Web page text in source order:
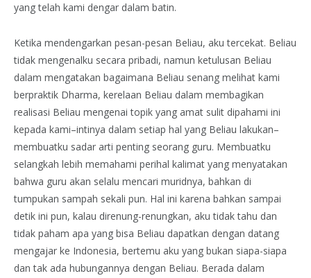
yang telah kami dengar dalam batin.
Ketika mendengarkan pesan-pesan Beliau, aku tercekat. Beliau
tidak mengenalku secara pribadi, namun ketulusan Beliau
dalam mengatakan bagaimana Beliau senang melihat kami
berpraktik Dharma, kerelaan Beliau dalam membagikan
realisasi Beliau mengenai topik yang amat sulit dipahami ini
kepada kami–intinya dalam setiap hal yang Beliau lakukan–
membuatku sadar arti penting seorang guru. Membuatku
selangkah lebih memahami perihal kalimat yang menyatakan
bahwa guru akan selalu mencari muridnya, bahkan di
tumpukan sampah sekali pun. Hal ini karena bahkan sampai
detik ini pun, kalau direnung-renungkan, aku tidak tahu dan
tidak paham apa yang bisa Beliau dapatkan dengan datang
mengajar ke Indonesia, bertemu aku yang bukan siapa-siapa
dan tak ada hubungannya dengan Beliau. Berada dalam